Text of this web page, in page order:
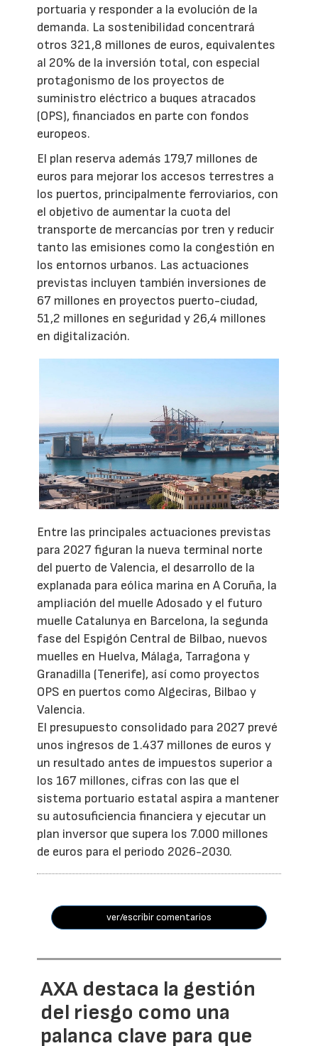
portuaria y responder a la evolución de la
demanda. La sostenibilidad concentrará
otros 321,8 millones de euros, equivalentes
al 20% de la inversión total, con especial
protagonismo de los proyectos de
suministro eléctrico a buques atracados
(OPS), financiados en parte con fondos
europeos.
El plan reserva además 179,7 millones de
euros para mejorar los accesos terrestres a
los puertos, principalmente ferroviarios, con
el objetivo de aumentar la cuota del
transporte de mercancías por tren y reducir
tanto las emisiones como la congestión en
los entornos urbanos. Las actuaciones
previstas incluyen también inversiones de
67 millones en proyectos puerto-ciudad,
51,2 millones en seguridad y 26,4 millones
en digitalización.
Entre las principales actuaciones previstas
para 2027 figuran la nueva terminal norte
del puerto de Valencia, el desarrollo de la
explanada para eólica marina en A Coruña, la
ampliación del muelle Adosado y el futuro
muelle Catalunya en Barcelona, la segunda
fase del Espigón Central de Bilbao, nuevos
muelles en Huelva, Málaga, Tarragona y
Granadilla (Tenerife), así como proyectos
OPS en puertos como Algeciras, Bilbao y
Valencia.
El presupuesto consolidado para 2027 prevé
unos ingresos de 1.437 millones de euros y
un resultado antes de impuestos superior a
los 167 millones, cifras con las que el
sistema portuario estatal aspira a mantener
su autosuficiencia financiera y ejecutar un
plan inversor que supera los 7.000 millones
de euros para el periodo 2026-2030.
ver/escribir comentarios
AXA destaca la gestión
del riesgo como una
palanca clave para que